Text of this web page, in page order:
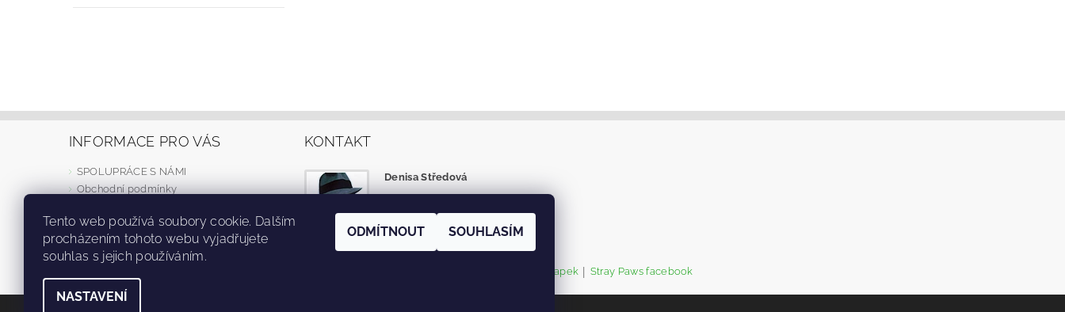
INFORMACE PRO VÁS
SPOLUPRÁCE S NÁMI
Obchodní podmínky
Reklamní předměty OS TT
Ochrana osobních údajů
KONTAKT
Denisa Středová
Instagram Tlapek Stray Paws facebook
Tento web používá soubory cookie. Dalším
procházením tohoto webu vyjadřujete
souhlas s jejich používáním.
NASTAVENÍ
ODMÍTNOUT SOUHLASÍM